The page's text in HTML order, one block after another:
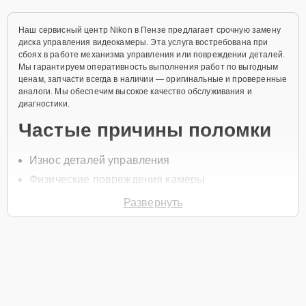
Наш сервисный центр Nikon в Пензе предлагает срочную замену
диска управления видеокамеры. Эта услуга востребована при
сбоях в работе механизма управления или повреждении деталей.
Мы гарантируем оперативность выполнения работ по выгодным
ценам, запчасти всегда в наличии — оригинальные и проверенные
аналоги. Мы обеспечим высокое качество обслуживания и
диагностики.
Частые причины поломки
Износ деталей управления
Физические повреждения камеры
Проблемы с механикой
Скачки напряжения
Развернуть